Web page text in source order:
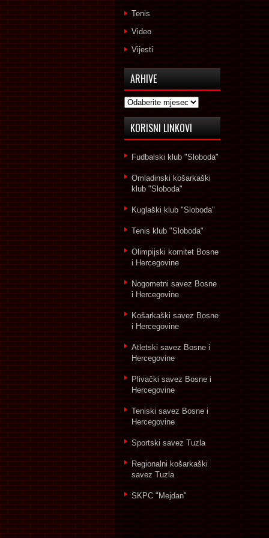
Tenis
Video
Vijesti
ARHIVE
Arhive
KORISNI LINKOVI
Fudbalski klub "Sloboda"
Omladinski košarkaški
klub "Sloboda"
Kuglaški klub "Sloboda"
Tenis klub "Sloboda"
Olimpijski komitet Bosne
i Hercegovine
Nogometni savez Bosne
i Hercegovine
Košarkaški savez Bosne
i Hercegovine
Atletski savez Bosne i
Hercegovine
Plivački savez Bosne i
Hercegovine
Teniski savez Bosne i
Hercegovine
Sportski savez Tuzla
Regionalni košarkaški
savez Tuzla
SKPC "Mejdan"